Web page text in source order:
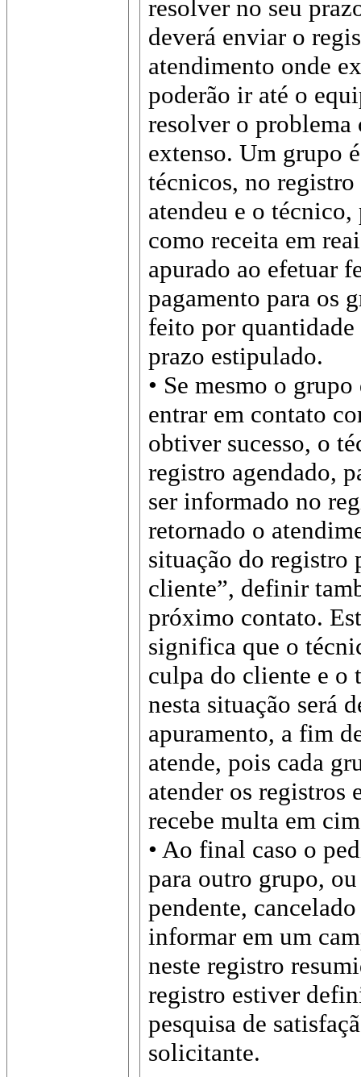
resolver no seu
deverá enviar o
atendimento onde
poderão ir até o
resolver o problema
extenso. Um grupo
técnicos, no
atendeu e o
como receita em
apurado ao efetuar
pagamento para os
feito por
prazo estipulado.
• Se mesmo o
entrar em contato
obtiver sucesso, o
registro agendado,
ser informado no
retornado o
situação do registro
cliente”, definir
próximo contato.
significa que o
culpa do cliente e o
nesta situação será
apuramento, a fim
atende, pois cada
atender os registros
recebe multa em
• Ao final caso o
para outro grupo,
pendente,
informar em um
neste registro
registro estiver
pesquisa de
solicitante.